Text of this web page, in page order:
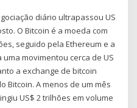
diário ultrapassou US
O Bitcoin é a moeda com
seguido pela Ethereum e a
movimentou cerca de US
a exchange de bitcoin
Bitcoin. A menos de um mês
US$ 2 trilhões em volume